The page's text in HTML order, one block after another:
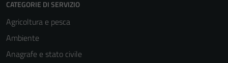
CATEGORIE DI SERVIZIO
Agricoltura e pesca
Ambiente
Anagrafe e stato civile